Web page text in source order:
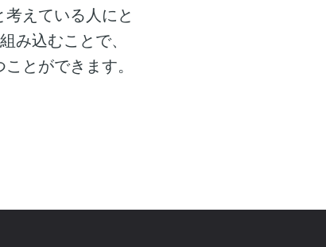
えている人にと
み込むことで、
とができます。